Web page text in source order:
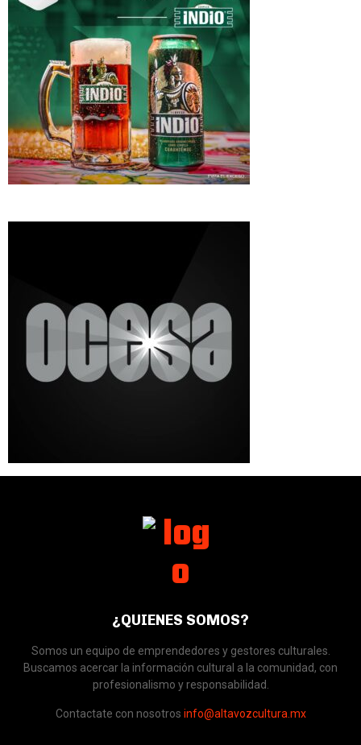
¿QUIENES SOMOS?
Somos un equipo de emprendedores y gestores culturales.
Buscamos acercar la información cultural a la comunidad, con
profesionalismo y responsabilidad.
Contactate con nosotros info@altavozcultura.mx